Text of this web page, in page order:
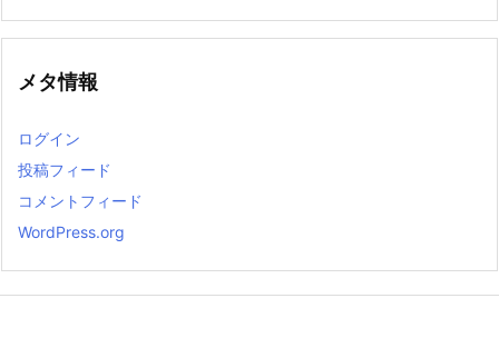
メタ情報
ログイン
投稿フィード
コメントフィード
WordPress.org